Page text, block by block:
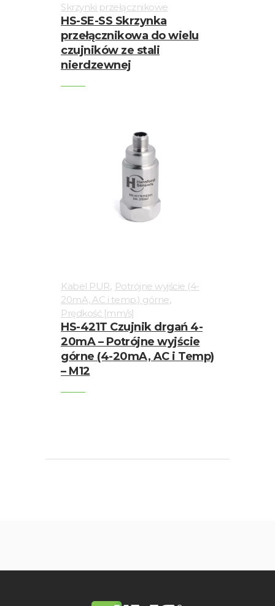
Skrzynki przełącznikowe
HS-SE-SS Skrzynka
przełącznikowa do wielu
czujników ze stali
nierdzewnej
Kabel PUR, Potrójne wyjście (4-
20mA, AC i temp.) górne,
Prędkość [mm/s]
HS-421T Czujnik drgań 4-
20mA – Potrójne wyjście
górne (4-20mA, AC i Temp)
– M12